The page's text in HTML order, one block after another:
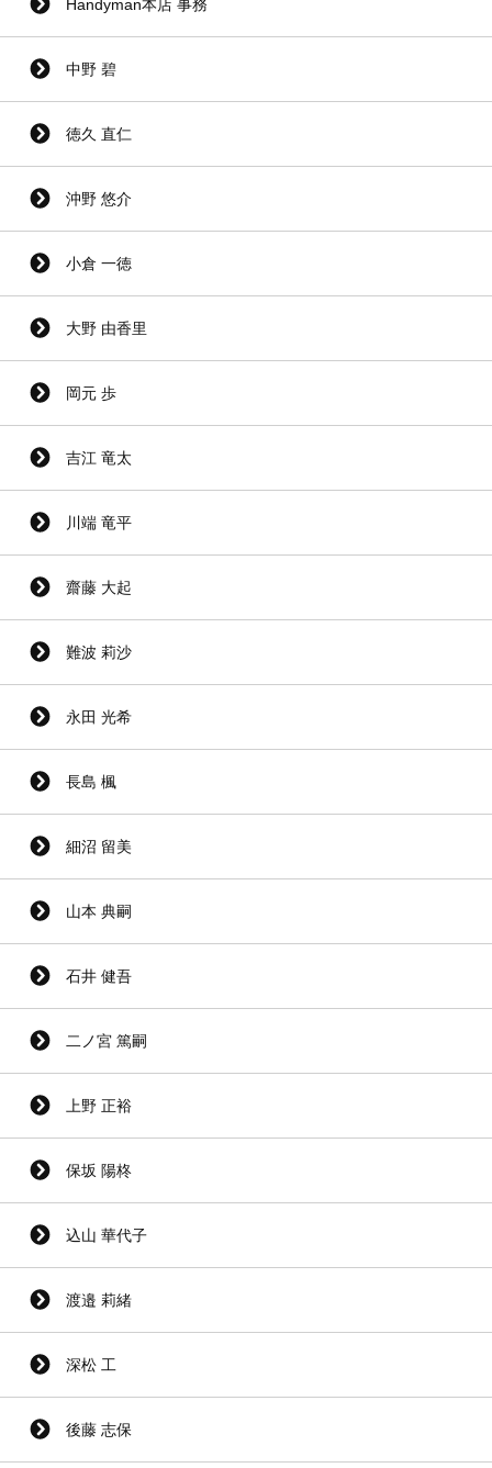
Handyman本店 事務
中野 碧
徳久 直仁
沖野 悠介
小倉 一徳
大野 由香里
岡元 歩
吉江 竜太
川端 竜平
齋藤 大起
難波 莉沙
永田 光希
長島 楓
細沼 留美
山本 典嗣
石井 健吾
二ノ宮 篤嗣
上野 正裕
保坂 陽柊
込山 華代子
渡邉 莉緒
深松 工
後藤 志保